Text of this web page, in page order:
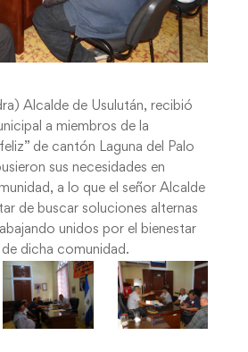
Alcalde de Usulután, recibió
a miembros de la
de cantón Laguna del Palo
sus necesidades en
a lo que el señor Alcalde
de buscar soluciones alternas
unidos por el bienestar
dicha comunidad.